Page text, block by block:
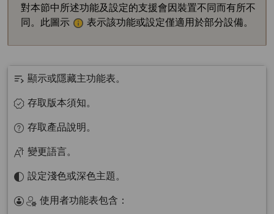
對本節中所述功能及設定的支援會因裝置不同而有所不
同。此圖示
表示該功能或設定僅適用於部分設備。
顯示或隱藏主功能表。
存取版本須知。
存取產品說明。
變更語言。
設定淺色或深色主題。
使用者功能表包含：